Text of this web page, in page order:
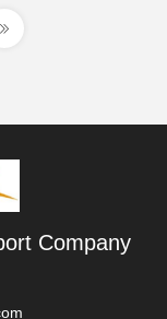
Company